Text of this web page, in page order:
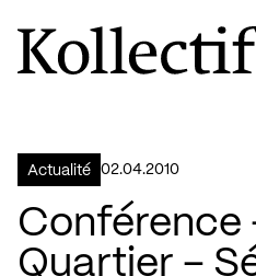
Aller à la page d'accueil
Logo Kollectif
Actualité 02.04.2010
Conférence
Quartier –